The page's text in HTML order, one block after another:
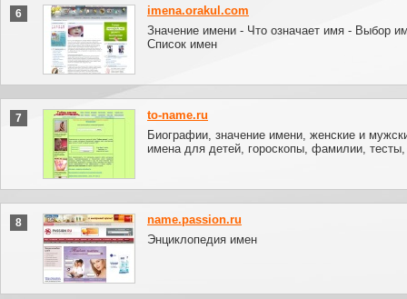
6
imena.orakul.com
Значение имени - Что означает имя - Выбор
Список имен
7
to-name.ru
Биографии, значение имени, женские и
имена для детей, гороскопы, фамилии, тесты,
8
name.passion.ru
Энциклопедия имен